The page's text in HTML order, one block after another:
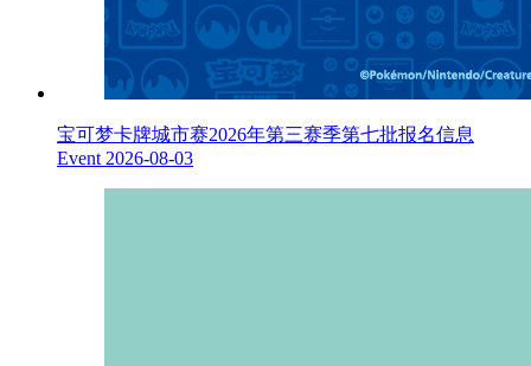
宝可梦卡牌城市赛2026年第三赛季第七批报名信息
Event 2026-08-03